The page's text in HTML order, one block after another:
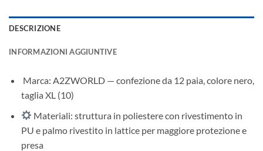
DESCRIZIONE
INFORMAZIONI AGGIUNTIVE
️ Marca: A2ZWORLD — confezione da 12 paia, colore nero,
taglia XL (10)
Materiali: struttura in poliestere con rivestimento in
PU e palmo rivestito in lattice per maggiore protezione e
presa